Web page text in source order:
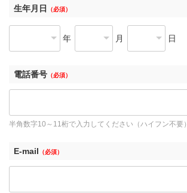
生年月日 （必須）
年 月 日
電話番号 （必須）
半角数字10～11桁で入力してください（ハイフン不要）
E-mail （必須）